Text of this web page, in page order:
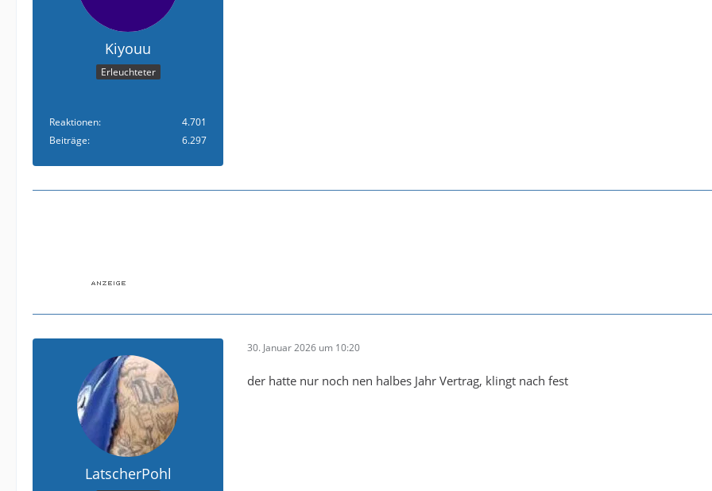
Kiyouu
Erleuchteter
Reaktionen
4.701
Beiträge
6.297
LatscherPohl
30. Januar 2026 um 10:20
der hatte nur noch nen halbes Jahr Vertrag, klingt nach fest